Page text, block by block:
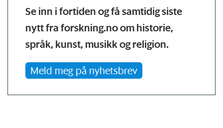
Se inn i fortiden og få samtidig siste
nytt fra forskning.no om historie,
språk, kunst, musikk og religion.
Meld meg på nyhetsbrev